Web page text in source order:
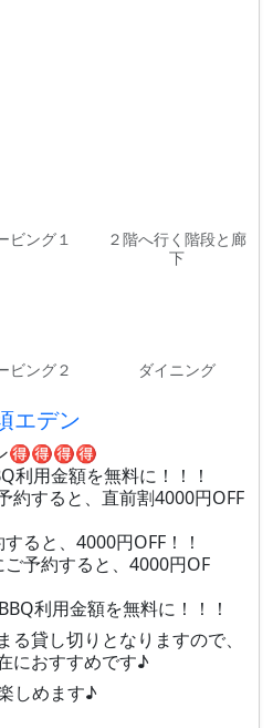
ビング１
２階へ行く階段と廊
下
ビング２ ダイニング
エデン
🉐🉐🉐🉐
利用金額を無料に！！！
約すると、直前割4000円OFF
ると、4000円OFF！！
ご予約すると、4000円OF
利用金額を無料に！！！
貸し切りとなりますので、
におすすめです♪
しめます♪